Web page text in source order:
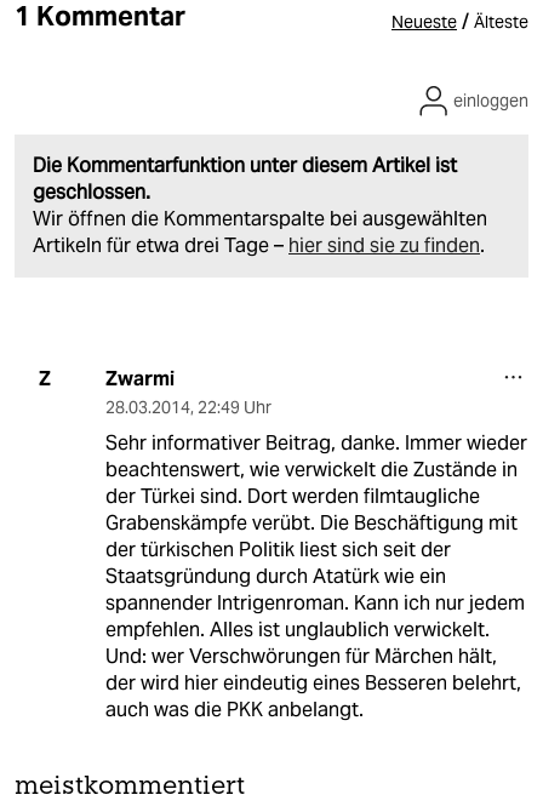
1 Kommentar Neueste / Älteste
Die Kommentarfunktion unter diesem Artikel ist
geschlossen.
Wir öffnen die Kommentarspalte bei ausgewählten
Artikeln für etwa drei Tage – hier sind sie zu finden.
einloggen
Z Zwarmi
28.03.2014, 22:49 Uhr
Sehr informativer Beitrag, danke. Immer wieder
beachtenswert, wie verwickelt die Zustände in
der Türkei sind. Dort werden filmtaugliche
Grabenskämpfe verübt. Die Beschäftigung mit
der türkischen Politik liest sich seit der
Staatsgründung durch Atatürk wie ein
spannender Intrigenroman. Kann ich nur jedem
empfehlen. Alles ist unglaublich verwickelt.
Und: wer Verschwörungen für Märchen hält,
der wird hier eindeutig eines Besseren belehrt,
auch was die PKK anbelangt.
meistkommentiert